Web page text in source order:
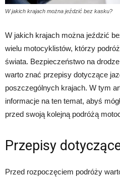
W jakich krajach można jeździć bez kasku?
W jakich krajach można jeździć
wielu motocyklistów, którzy
świata. Bezpieczeństwo na
warto znać przepisy dotyczące
poszczególnych krajach. W tym
informacje na ten temat, abyś
przed swoją kolejną podróżą
Przepisy
Przed rozpoczęciem podróży